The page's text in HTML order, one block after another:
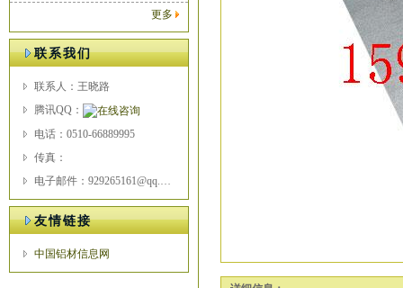
更多
联系我们
联系人：王晓路
腾讯QQ：
电话：0510-66889995
传真：
电子邮件：929265161@qq.com
友情链接
中国铝材信息网